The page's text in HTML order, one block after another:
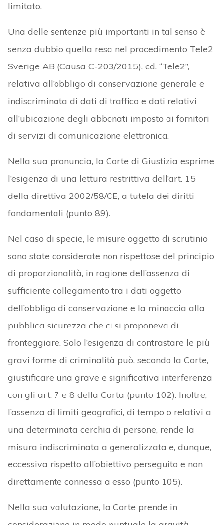
limitato.
Una delle sentenze più importanti in tal senso è
senza dubbio quella resa nel procedimento Tele2
Sverige AB (Causa C-203/2015), cd. “Tele2”,
relativa all’obbligo di conservazione generale e
indiscriminata di dati di traffico e dati relativi
all’ubicazione degli abbonati imposto ai fornitori
di servizi di comunicazione elettronica.
Nella sua pronuncia, la Corte di Giustizia esprime
l’esigenza di una lettura restrittiva dell’art. 15
della direttiva 2002/58/CE, a tutela dei diritti
fondamentali (punto 89).
Nel caso di specie, le misure oggetto di scrutinio
sono state considerate non rispettose del principio
di proporzionalità, in ragione dell’assenza di
sufficiente collegamento tra i dati oggetto
dell’obbligo di conservazione e la minaccia alla
pubblica sicurezza che ci si proponeva di
fronteggiare. Solo l’esigenza di contrastare le più
gravi forme di criminalità può, secondo la Corte,
giustificare una grave e significativa interferenza
con gli art. 7 e 8 della Carta (punto 102). Inoltre,
l’assenza di limiti geografici, di tempo o relativi a
una determinata cerchia di persone, rende la
misura indiscriminata a generalizzata e, dunque,
eccessiva rispetto all’obiettivo perseguito e non
direttamente connessa a esso (punto 105).
Nella sua valutazione, la Corte prende in